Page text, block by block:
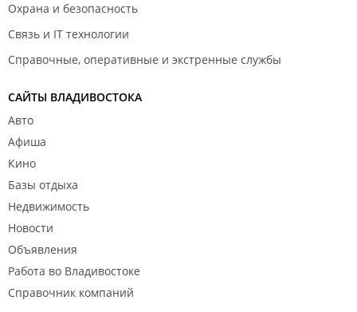
Охрана и безопасность
Связь и IT технологии
Справочные, оперативные и экстренные службы
САЙТЫ ВЛАДИВОСТОКА
Авто
Афиша
Кино
Базы отдыха
Недвижимость
Новости
Объявления
Работа во Владивостоке
Справочник компаний